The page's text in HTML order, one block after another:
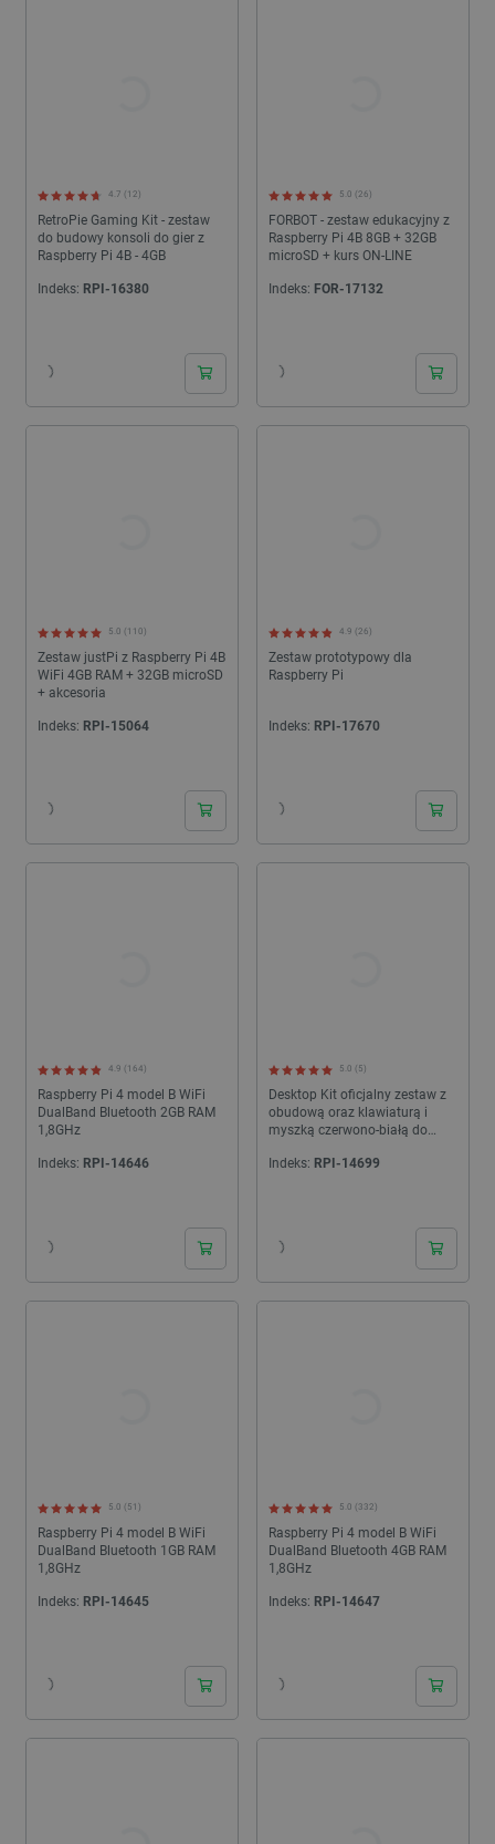
RetroPie Gaming Kit - zestaw
do budowy konsoli do gier z
Raspberry Pi 4B - 4GB
4.7 (12)
Indeks: RPI-16380
FORBOT - zestaw edukacyjny z
Raspberry Pi 4B 8GB + 32GB
microSD + kurs ON-LINE
5.0 (26)
Indeks: FOR-17132
Zestaw justPi z Raspberry Pi 4B
WiFi 4GB RAM + 32GB microSD
+ akcesoria
5.0 (110)
Indeks: RPI-15064
Zestaw prototypowy dla
Raspberry Pi
4.9 (26)
Indeks: RPI-17670
Raspberry Pi 4 model B WiFi
DualBand Bluetooth 2GB RAM
1,8GHz
4.9 (164)
Indeks: RPI-14646
Desktop Kit oficjalny zestaw z
obudową oraz klawiaturą i
myszką czerwono-białą do
5.0 (5)
Indeks: RPI-14699
Raspberry Pi 4 model B WiFi
DualBand Bluetooth 1GB RAM
1,8GHz
5.0 (51)
Indeks: RPI-14645
Raspberry Pi 4 model B WiFi
DualBand Bluetooth 4GB RAM
1,8GHz
5.0 (332)
Indeks: RPI-14647